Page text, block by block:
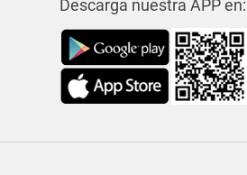
Descarga nuestra APP en: